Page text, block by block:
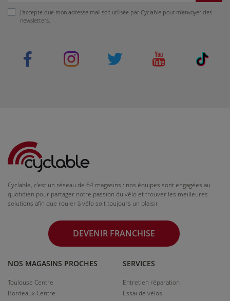
J'accepte que mon adresse mail soit utilisée par Cyclable pour m'envoyer des
newsletters.
Cyclable, c’est un réseau de 64 magasins : nos équipes sont engagées au
quotidien pour partager notre passion du vélo et trouver les meilleures
solutions afin que rouler à vélo soit toujours un plaisir.
DEVENIR FRANCHISE
NOS MAGASINS PROCHES
Toulouse Centre
Bordeaux Centre
SERVICES
Entretien réparation
Essai de vélos